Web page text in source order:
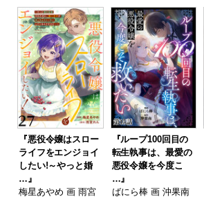
『悪役令嬢はスロー
ライフをエンジョイ
したい!～やっと婚
…』
梅星あやめ 画 雨宮
『ループ100回目の
転生執事は、最愛の
悪役令嬢を今度こ
…』
ばにら棒 画 沖果南